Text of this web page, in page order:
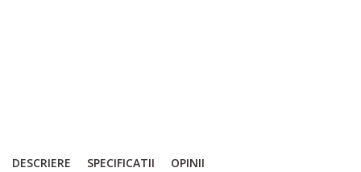
DESCRIERE SPECIFICATII OPINII